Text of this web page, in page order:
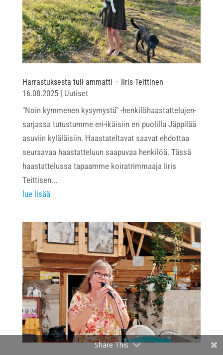
Harrastuksesta tuli ammatti – Iiris Teittinen
16.08.2025| Uutiset
"Noin kymmenen kysymystä" -henkilöhaastattelujen-
sarjassa tutustumme eri-ikäisiin eri puolilla Jäppilää
asuviin kyläläisiin. Haastateltavat saavat ehdottaa
seuraavaa haastatteluun saapuvaa henkilöä. Tässä
haastattelussa tapaamme koiratrimmaaja Iiris
Teittisen...
lue lisää
Share This